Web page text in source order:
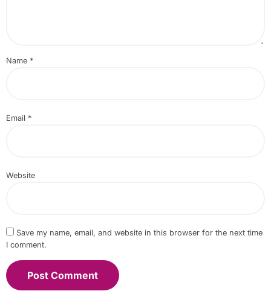
Name *
Email *
Website
Save my name, email, and website in this browser for the next time
I comment.